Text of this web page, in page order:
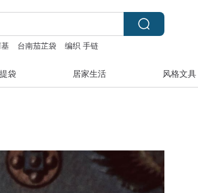
台南茄芷袋 编织 手链
袋 居家生活 风格文具